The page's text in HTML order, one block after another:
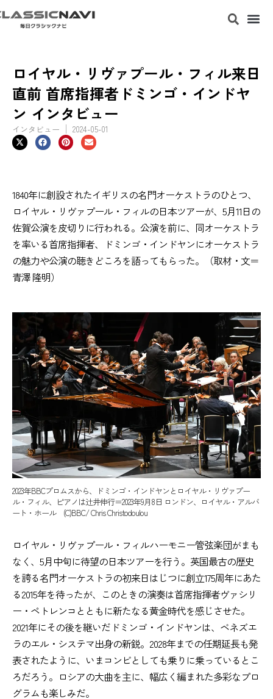
ロイヤル・リヴァプール・フィル来日
直前 首席指揮者ドミンゴ・インドヤ
ン インタビュー
インタビュー 2024-05-01
1840年に創設されたイギリスの名門オーケストラのひとつ、
ロイヤル・リヴァプール・フィルの日本ツアーが、5月11日の
佐賀公演を皮切りに行われる。公演を前に、同オーケストラ
を率いる首席指揮者、ドミンゴ・インドヤンにオーケストラ
の魅力や公演の聴きどころを語ってもらった。（取材・文＝
青澤 隆明）
2023年BBCプロムスから、ドミンゴ・インドヤンとロイヤル・リヴァプー
ル・フィル、ピアノは辻井伸行＝2023年9月8日 ロンドン、ロイヤル・アルバ
ート・ホール (C)BBC/ Chris Christodoulou
ロイヤル・リヴァプール・フィルハーモニー管弦楽団がまも
なく、5月中旬に待望の日本ツアーを行う。英国最古の歴史
を誇る名門オーケストラの初来日はじつに創立175周年にあた
る2015年を待ったが、このときの演奏は首席指揮者ヴァシリ
ー・ペトレンコとともに新たなる黄金時代を感じさせた。
2021年にその後を継いだドミンゴ・インドヤンは、ベネズエ
ラのエル・システマ出身の新鋭。2028年までの任期延長も発
表されたように、いまコンビとしても乗りに乗っているとこ
ろだろう。ロシアの大曲を主に、幅広く編まれた多彩なプロ
グラムも楽しみだ。